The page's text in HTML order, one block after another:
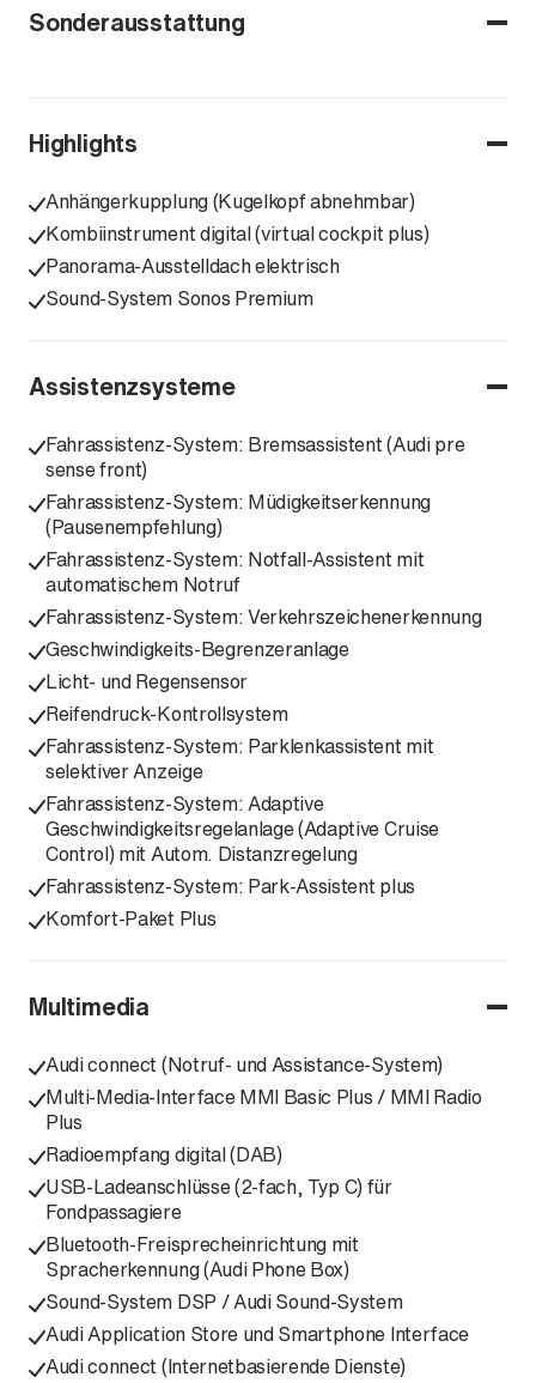
Sonderausstattung
Highlights
Anhängerkupplung (Kugelkopf abnehmbar)
Kombiinstrument digital (virtual cockpit plus)
Panorama-Ausstelldach elektrisch
Sound-System Sonos Premium
Assistenzsysteme
Fahrassistenz-System: Bremsassistent (Audi pre
sense front)
Fahrassistenz-System: Müdigkeitserkennung
(Pausenempfehlung)
Fahrassistenz-System: Notfall-Assistent mit
automatischem Notruf
Fahrassistenz-System: Verkehrszeichenerkennung
Geschwindigkeits-Begrenzeranlage
Licht- und Regensensor
Reifendruck-Kontrollsystem
Fahrassistenz-System: Parklenkassistent mit
selektiver Anzeige
Fahrassistenz-System: Adaptive
Geschwindigkeitsregelanlage (Adaptive Cruise
Control) mit Autom. Distanzregelung
Fahrassistenz-System: Park-Assistent plus
Komfort-Paket Plus
Multimedia
Audi connect (Notruf- und Assistance-System)
Multi-Media-Interface MMI Basic Plus / MMI Radio
Plus
Radioempfang digital (DAB)
USB-Ladeanschlüsse (2-fach, Typ C) für
Fondpassagiere
Bluetooth-Freisprecheinrichtung mit
Spracherkennung (Audi Phone Box)
Sound-System DSP / Audi Sound-System
Audi Application Store und Smartphone Interface
Audi connect (Internetbasierende Dienste)